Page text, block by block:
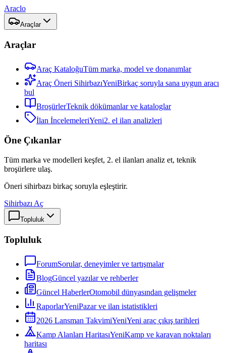
Araclo
Araçlar
Araçlar
Araç KataloğuTüm marka, model ve donanımlar
Araç Öneri SihirbazıYeniBirkaç soruyla sana uygun aracı
bul
BroşürlerTeknik dökümanlar ve kataloglar
İlan İncelemeleriYeni2. el ilan analizleri
Öne Çıkanlar
Tüm marka ve modelleri keşfet, 2. el ilanları analiz et, teknik
broşürlere ulaş.
Öneri sihirbazı birkaç soruyla eşleştirir.
Sihirbazı Aç
Topluluk
Topluluk
ForumSorular, deneyimler ve tartışmalar
BlogGüncel yazılar ve rehberler
Güncel HaberlerOtomobil dünyasından gelişmeler
RaporlarYeniPazar ve ilan istatistikleri
2026 Lansman TakvimiYeniYeni araç çıkış tarihleri
Kamp Alanları HaritasıYeniKamp ve karavan noktaları
haritası